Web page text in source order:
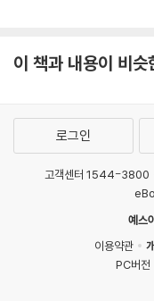
이 책과 내용이 비슷
로그인
고객센터 1544-3800
예스
이용약관
PC버전